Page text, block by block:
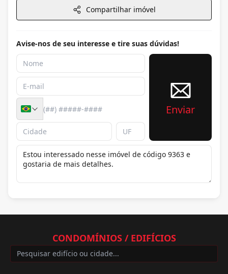
Compartilhar imóvel
Avise-nos de seu interesse e tire suas dúvidas!
Enviar
CONDOMÍNIOS / EDIFÍCIOS